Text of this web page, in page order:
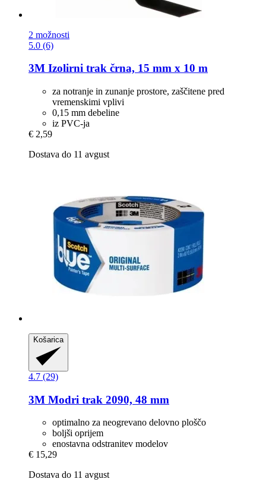
2 možnosti
5.0 (6)
3M Izolirni trak črna, 15 mm x 10 m
za notranje in zunanje prostore, zaščitene pred
vremenskimi vplivi
0,15 mm debeline
iz PVC-ja
€ 2,59
Dostava do 11 avgust
Košarica
4.7 (29)
3M Modri trak 2090, 48 mm
optimalno za neogrevano delovno ploščo
boljši oprijem
enostavna odstranitev modelov
€ 15,29
Dostava do 11 avgust